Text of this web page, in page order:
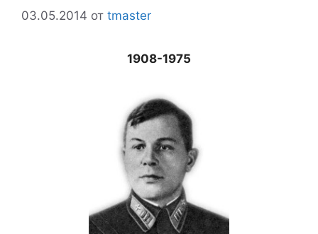
03.05.2014 от tmaster
1908-1975